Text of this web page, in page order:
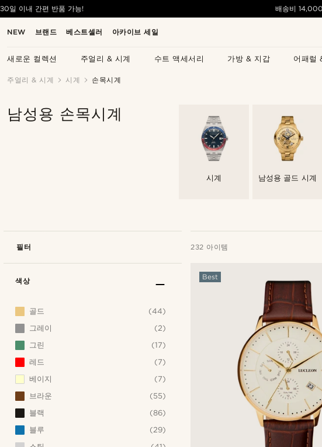
NEW 브랜드 베스트셀러 아카이브 세일
새로운 컬렉션 주얼리 & 시계 수트 액세서리 가방 & 지갑 어패럴
30일 이내 간편 반품 가능! 배송비
주얼리 & 시계 시계 손목시계
남성용 손목시계
시계 남성용 골드 시계
필터 232 아이템
Best
색상
골드
(44)
그레이
(2)
그린
(17)
레드
(7)
베이지
(7)
브라운
(55)
블랙
(86)
블루
(29)